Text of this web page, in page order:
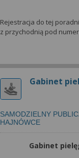
Rejestracja do tej
z przychodnią pod
Gabinet
SAMODZIELNY
HAJNÓWCE
Gabinet